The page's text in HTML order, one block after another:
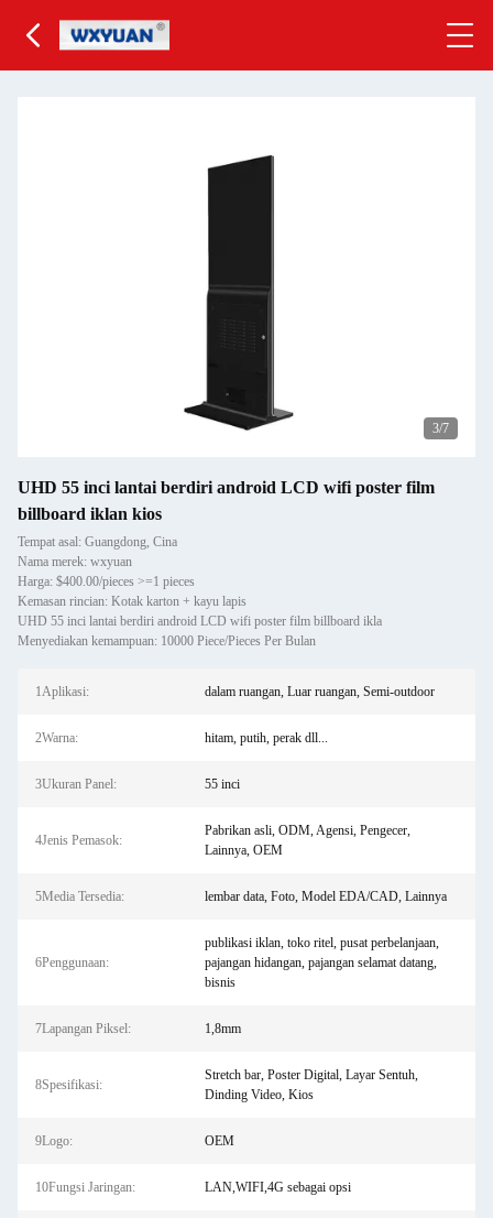
4/7
UHD 55 inci lantai berdiri android LCD wifi poster film
billboard iklan kios
Tempat asal: Guangdong, Cina
Nama merek: wxyuan
Harga: $400.00/pieces >=1 pieces
Kemasan rincian: Kotak karton + kayu lapis
UHD 55 inci lantai berdiri android LCD wifi poster film billboard ikla
Menyediakan kemampuan: 10000 Piece/Pieces Per Bulan
1Aplikasi: dalam ruangan, Luar ruangan, Semi-outdoor
2Warna: hitam, putih, perak dll...
3Ukuran Panel: 55 inci
4Jenis Pemasok:
Pabrikan asli, ODM, Agensi, Pengecer,
Lainnya, OEM
5Media Tersedia: lembar data, Foto, Model EDA/CAD, Lainnya
6Penggunaan:
publikasi iklan, toko ritel, pusat perbelanjaan,
pajangan hidangan, pajangan selamat datang,
bisnis
7Lapangan Piksel: 1,8mm
8Spesifikasi:
Stretch bar, Poster Digital, Layar Sentuh,
Dinding Video, Kios
9Logo: OEM
10Fungsi Jaringan: LAN,WIFI,4G sebagai opsi